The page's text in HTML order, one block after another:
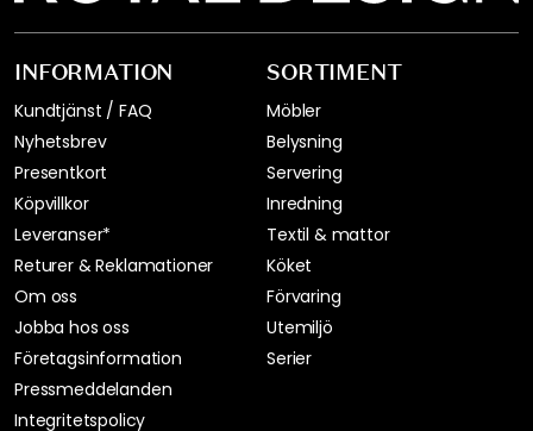
INFORMATION
Kundtjänst / FAQ
Nyhetsbrev
Presentkort
Köpvillkor
Leveranser*
Returer & Reklamationer
Om oss
Jobba hos oss
Företagsinformation
Pressmeddelanden
Integritetspolicy
SORTIMENT
Möbler
Belysning
Servering
Inredning
Textil & mattor
Köket
Förvaring
Utemiljö
Serier